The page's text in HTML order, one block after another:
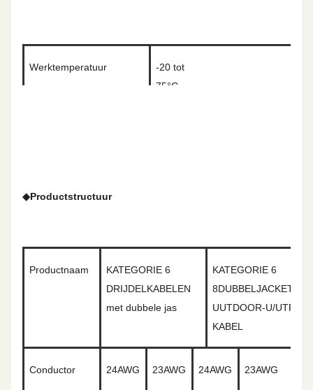
Werktemperatuur
-20 tot
75°C
◆Productstructuur
Productnaam
KATEGORIE 6
DRIJDELKABELEN
met dubbele jas
KATEGORIE 6
8DUBBELJACKETTE
UUTDOOR-U/UTP-
KABEL
Conductor 24AWG 23AWG 24AWG 23AWG